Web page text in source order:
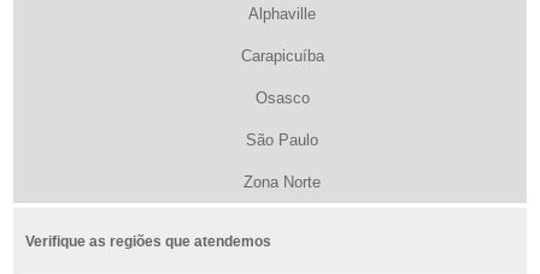
Alphaville
Carapicuíba
Osasco
São Paulo
Zona Norte
Verifique as regiões que atendemos